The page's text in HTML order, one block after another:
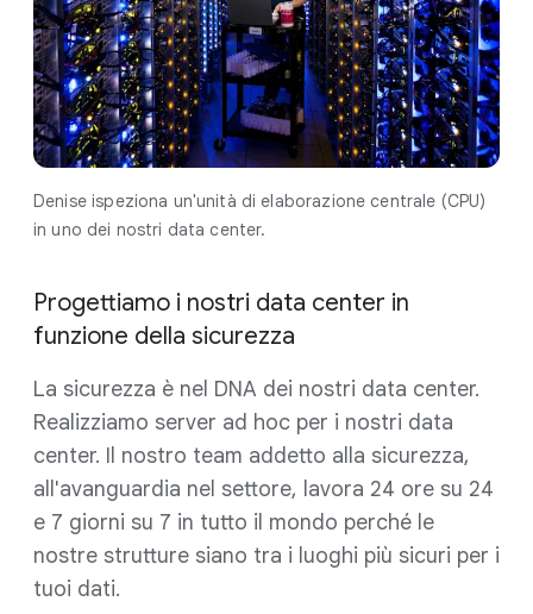
Denise ispeziona un'unità di elaborazione centrale (CPU)
in uno dei nostri data center.
Progettiamo i nostri data center in
funzione della sicurezza
La sicurezza è nel DNA dei nostri data center.
Realizziamo server ad hoc per i nostri data
center. Il nostro team addetto alla sicurezza,
all'avanguardia nel settore, lavora 24 ore su 24
e 7 giorni su 7 in tutto il mondo perché le
nostre strutture siano tra i luoghi più sicuri per i
tuoi dati.